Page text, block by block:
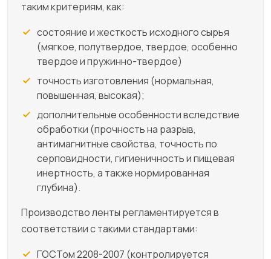
таким критериям, как:
состояние и жесткость исходного сырья
(мягкое, полутвердое, твердое, особенно
твердое и пружинно-твердое)
точность изготовления (нормальная,
повышенная, высокая);
дополнительные особенности вследствие
обработки (прочность на разрыв,
антимагнитные свойства, точность по
серповидности, гигиеничность и пищевая
инертность, а также нормированная
глубина).
Производство ленты регламентируется в
соответствии с такими стандартами:
ГОСТом 2208-2007 (контролируется